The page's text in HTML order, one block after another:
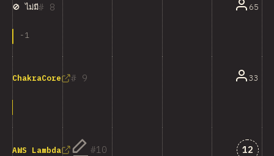
8
🚫 ไม่มี
-1
65
9
ChakraCore 33
10
AWS Lambda คำตอบ
12